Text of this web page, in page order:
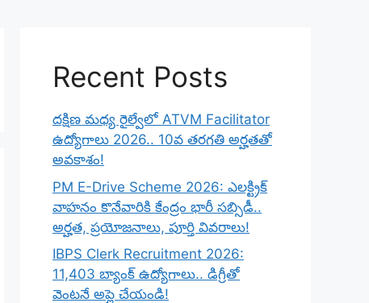
Recent Posts
దక్షిణ మధ్య రైల్వేలో ATVM Facilitator
ఉద్యోగాలు 2026.. 10వ తరగతి అర్హతతో
అవకాశం!
PM E-Drive Scheme 2026: ఎలక్ట్రిక్
వాహనం కొనేవారికి కేంద్రం భారీ సబ్సిడీ..
అర్హత, ప్రయోజనాలు, పూర్తి వివరాలు!
IBPS Clerk Recruitment 2026:
11,403 బ్యాంక్ ఉద్యోగాలు.. డిగ్రీతో
వెంటనే అప్లై చేయండి!